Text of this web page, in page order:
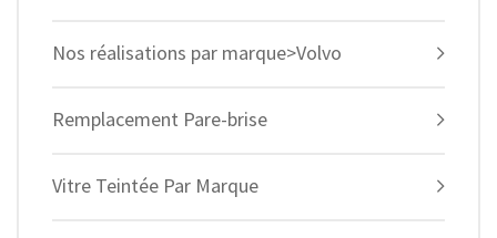
Nos réalisations par marque>Volvo
Remplacement Pare-brise
Vitre Teintée Par Marque